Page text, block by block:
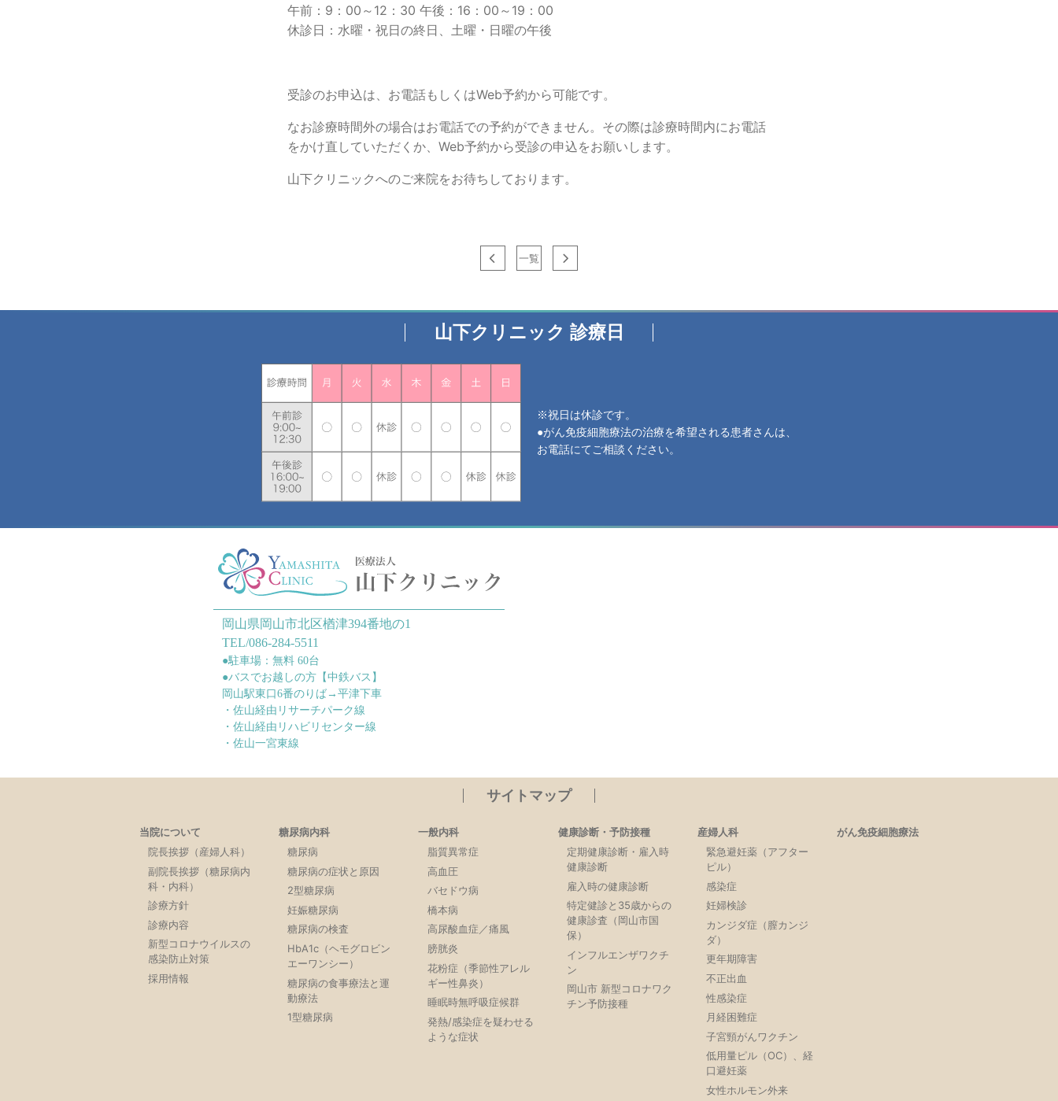
午前：9：00～12：30 午後：16：00～19：00
休診日：水曜・祝日の終日、土曜・日曜の午後
受診のお申込は、お電話もしくはWeb予約から可能です。
なお診療時間外の場合はお電話での予約ができません。その際は診療時間内にお電話
をかけ直していただくか、Web予約から受診の申込をお願いします。
山下クリニックへのご来院をお待ちしております。
一覧
山下クリニック 診療日
※祝日は休診です。
●がん免疫細胞療法の治療を希望される患者さんは、
お電話にてご相談ください。
岡山県岡山市北区楢津394番地の1
TEL/086-284-5511
●駐車場：無料 60台
●バスでお越しの方【中鉄バス】
岡山駅東口6番のりば→平津下車
・佐山経由リサーチパーク線
・佐山経由リハビリセンター線
・佐山一宮東線
サイトマップ
当院について
院長挨拶（産婦人科）
副院長挨拶（糖尿病内
科・内科）
診療方針
診療内容
新型コロナウイルスの
感染防止対策
採用情報
糖尿病内科
糖尿病
糖尿病の症状と原因
2型糖尿病
妊娠糖尿病
糖尿病の検査
HbA1c（ヘモグロビン
エーワンシー）
糖尿病の食事療法と運
動療法
1型糖尿病
一般内科
脂質異常症
高血圧
バセドウ病
橋本病
高尿酸血症／痛風
膀胱炎
花粉症（季節性アレル
ギー性鼻炎）
睡眠時無呼吸症候群
発熱/感染症を疑わせる
ような症状
健康診断・予防接種
定期健康診断・雇入時
健康診断
雇入時の健康診断
特定健診と35歳からの
健康診査（岡山市国
保）
インフルエンザワクチ
ン
岡山市 新型コロナワク
チン予防接種
産婦人科
緊急避妊薬（アフター
ピル）
感染症
妊婦検診
カンジダ症（膣カンジ
ダ）
更年期障害
不正出血
性感染症
月経困難症
子宮頸がんワクチン
低用量ピル（OC）、経
口避妊薬
女性ホルモン外来
がん免疫細胞療法